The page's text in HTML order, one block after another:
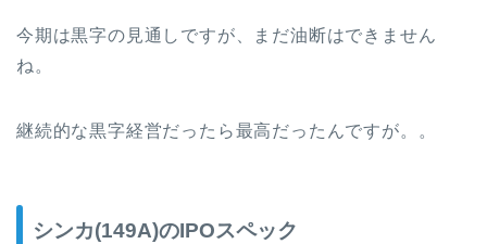
今期は黒字の見通しですが、まだ油断はできません
ね。
継続的な黒字経営だったら最高だったんですが。。
シンカ(149A)のIPOスペック